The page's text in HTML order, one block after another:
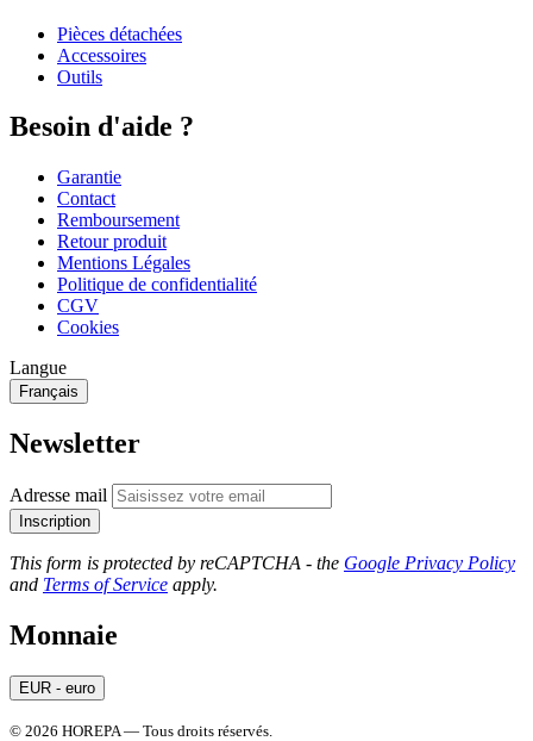
Pièces détachées
Accessoires
Outils
Besoin d'aide ?
Garantie
Contact
Remboursement
Retour produit
Mentions Légales
Politique de confidentialité
CGV
Cookies
Langue
Français
Newsletter
Adresse mail
Inscription
This form is protected by reCAPTCHA - the Google Privacy Policy
and Terms of Service apply.
Monnaie
EUR - euro
© 2026 HOREPA — Tous droits réservés.